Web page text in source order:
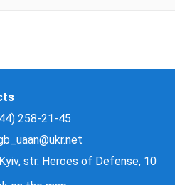
258-21-45
str. Heroes of Defense, 10